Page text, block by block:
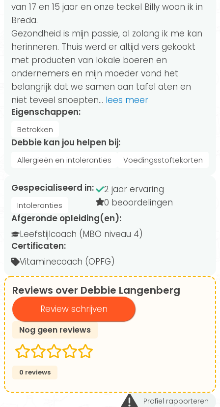
van 17 en 15 jaar en onze teckel Billy woon ik in
Breda.
Gezondheid is mijn passie, al zolang ik me kan
herinneren. Thuis werd er altijd vers gekookt
met producten van lokale boeren en
ondernemers en mijn moeder vond het
belangrijk dat we samen aan tafel aten en
niet teveel snoepten... lees meer
Eigenschappen:
Betrokken
Debbie kan jou helpen bij:
Allergieën en intoleranties Voedingsstoftekorten
Gespecialiseerd in:
Intoleranties
2 jaar ervaring
0 beoordelingen
Afgeronde opleiding(en):
Leefstijlcoach (MBO niveau 4)
Certificaten:
Vitaminecoach (OPFG)
Reviews over Debbie Langenberg
Review schrijven
Nog geen reviews
0 reviews
Profiel rapporteren